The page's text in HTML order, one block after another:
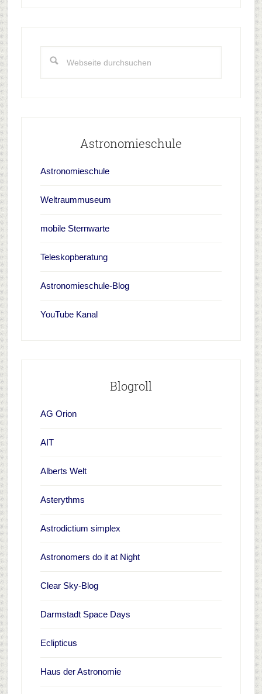
durchsuchen
Astronomieschule
Astronomieschule
Weltraummuseum
mobile Sternwarte
Teleskopberatung
Astronomieschule-Blog
YouTube Kanal
Blogroll
AG Orion
AIT
Alberts Welt
Asterythms
Astrodictium simplex
Astronomers do it at Night
Clear Sky-Blog
Darmstadt Space Days
Eclipticus
Haus der Astronomie